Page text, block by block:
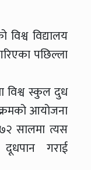
विद्यालय
पछिल्ला
विश्व स्कुल दुध
आयोजना
सालमा त्यस
दूधपान गराई